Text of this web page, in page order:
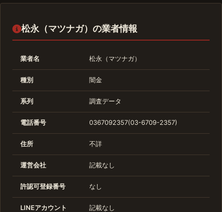
松永（マツナガ）の業者情報
業者名 松永（マツナガ）
種別 闇金
系列 調査データ
電話番号 0367092357(03-6709-2357)
住所 不詳
運営会社 記載なし
許認可登録番号 なし
LINEアカウント 記載なし